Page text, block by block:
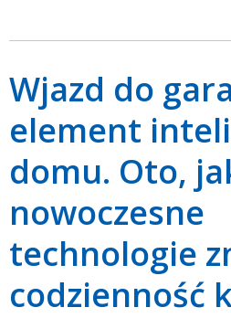
Wjazd do
element
domu. Oto,
nowoczesne
technologie
codzienność